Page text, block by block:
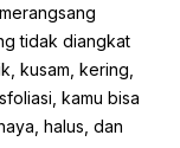
tidak diangkat
kusam, kering,
kamu bisa
halus, dan